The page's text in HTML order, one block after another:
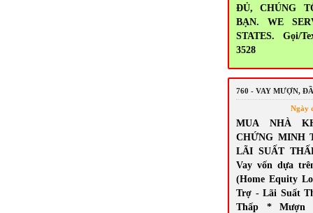
ĐỦ, CHÚNG
BẠN. WE
STATES. Gọi/
3528
760 - VAY MƯỢN,
Ngày
MUA NHÀ
CHỨNG MINH
LÃI SUẤT
Vay vốn dựa
(Home Equity
Trợ - Lãi Suất
Thấp * Mượn